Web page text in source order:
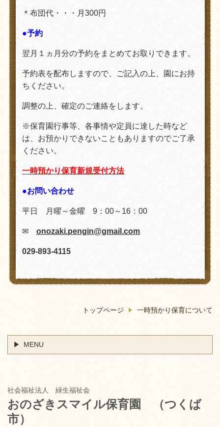
＊布団代・・・月300円
●予約
翌月１ヵ月分の予約をまとめてお取りできます。
予約表を配布しますので、ご記入の上、園にお持
ちください。
調整の上、確定のご連絡をします。
※保育園行事等、各事情や定員に達した時など
は、お預かりできないこともありますのでご了承
ください。
一時預かり保育新規受付方法
●お問い合わせ
平日 月曜～金曜 9：00～16：00
✉ onozaki.pengin@gmail.com
029-893-4115
トップページ 一時預かり保育について
MENU
社会福祉法人 緑生福祉会
おのざきスマイル保育園
（つくば
市）